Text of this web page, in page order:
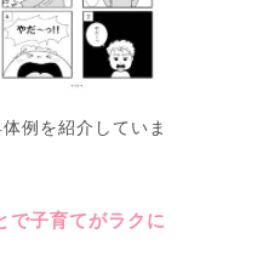
例を紹介していま
で子育てがラクに